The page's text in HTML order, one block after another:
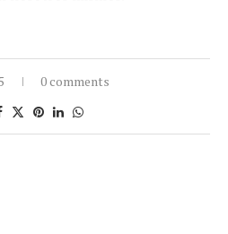
0 comments